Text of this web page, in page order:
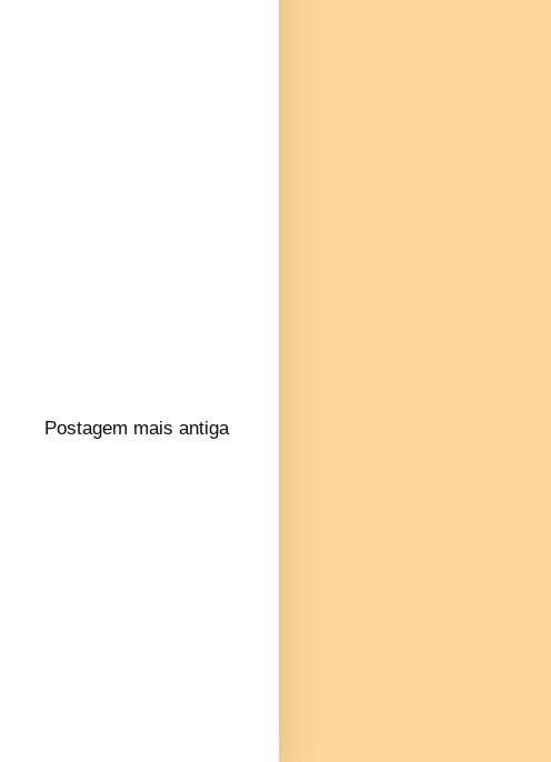
Postagem mais antiga